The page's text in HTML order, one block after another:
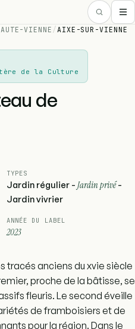
VIENNE / AIXE-SUR-VIENNE
de la Culture
de
TYPES
Jardin régulier - Jardin privé-
Jardin vivrier
ANNÉE DU LABEL
2023
tracés anciens du xvie siècle
proche de la bâtisse, se
fleuris. Le second éveille
de framboisiers et de
pour la région. Dans le